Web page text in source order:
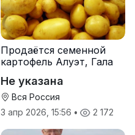
Продаётся семенной
картофель Алуэт, Гала
Не указана
Вся Россия
3 апр 2026, 15:56 • 2 172